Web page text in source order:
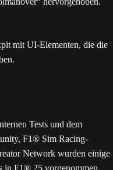
Tests und dem
F1® Sim Racing-
Network wurden einige
in F1® 25 vorgenommen.